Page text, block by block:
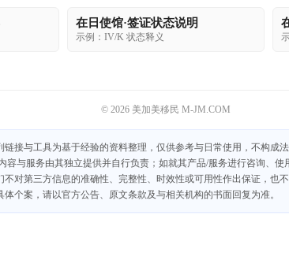
在日使馆·签证状态说明
示例：IV/K 状态释义
© 2026 美加美移民 M-JM.COM
链接与工具为基于经验的资料整理，仅供参考与日常使用，不构成
容与服务由其独立提供并自行负责；如就其产品/服务进行咨询、
不对第三方信息的准确性、完整性、时效性或可用性作出保证，也
个案，请以官方公告、原文条款及与相关机构的书面回复为准。